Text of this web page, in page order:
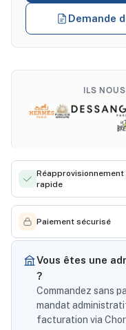
Demande
ILS
Réapprovisionnement
rapide
Paiement sécurisé
Vous êtes une
?
Commandez sans
mandat
facturation via